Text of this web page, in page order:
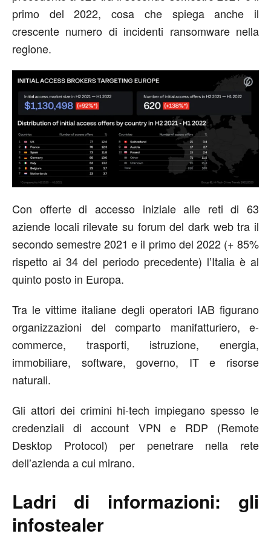
primo del 2022, cosa che spiega anche il
crescente numero di incidenti ransomware nella
regione.
Con offerte di accesso iniziale alle reti di 63
aziende locali rilevate su forum del dark web tra il
secondo semestre 2021 e il primo del 2022 (+ 85%
rispetto ai 34 del periodo precedente) l’Italia è al
quinto posto in Europa.
Tra le vittime italiane degli operatori IAB figurano
organizzazioni del comparto manifatturiero, e-
commerce, trasporti, istruzione, energia,
immobiliare, software, governo, IT e risorse
naturali.
Gli attori dei crimini hi-tech impiegano spesso le
credenziali di account VPN e RDP (Remote
Desktop Protocol) per penetrare nella rete
dell’azienda a cui mirano.
Ladri di informazioni: gli
infostealer